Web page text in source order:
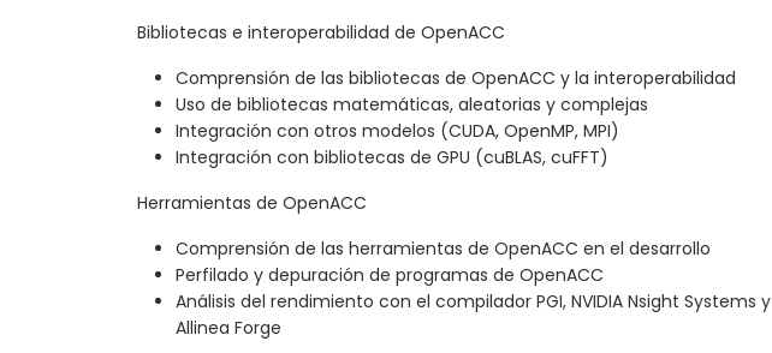
Bibliotecas e interoperabilidad de OpenACC
Comprensión de las bibliotecas de OpenACC y la interoperabilidad
Uso de bibliotecas matemáticas, aleatorias y complejas
Integración con otros modelos (CUDA, OpenMP, MPI)
Integración con bibliotecas de GPU (cuBLAS, cuFFT)
Herramientas de OpenACC
Comprensión de las herramientas de OpenACC en el desarrollo
Perfilado y depuración de programas de OpenACC
Análisis del rendimiento con el compilador PGI, NVIDIA Nsight Systems y
Allinea Forge